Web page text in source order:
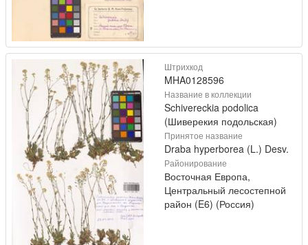
Штрихкод
MHA0128596
Название в коллекции
Schivereckia podolica
(Шиверекия подольская)
Принятое название
Draba hyperborea (L.) Desv.
Районирование
Восточная Европа,
Центральный лесостепной
район (E6) (Россия)